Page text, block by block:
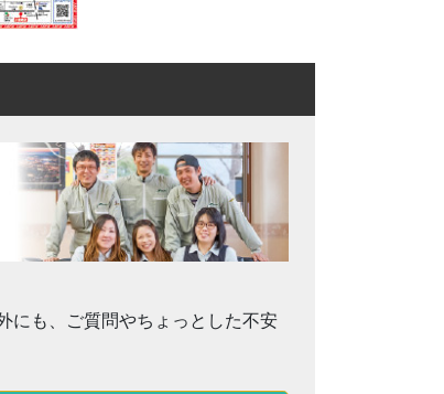
にも、ご質問やちょっとした不安